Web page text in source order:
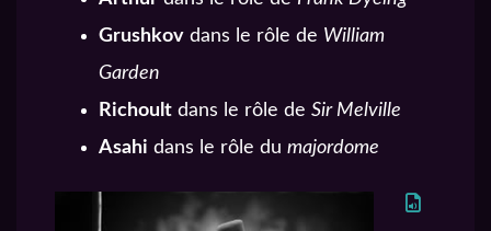
Grushkov dans le rôle de William
Garden
Richoult dans le rôle de Sir Melville
Asahi dans le rôle du majordome